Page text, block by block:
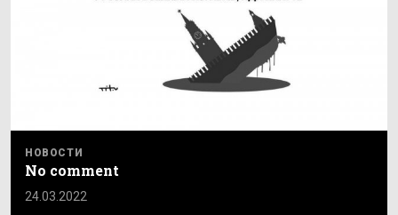
НОВОСТИ
No comment
24.03.2022